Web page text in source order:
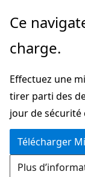
Passer
directement
au
principal
Ce
charge.
Effectuez une
tirer parti des
jour de
Télécharger
Plus